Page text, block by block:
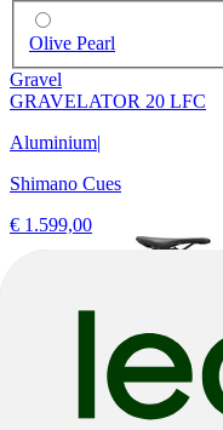
Olive Pearl
Gravel
GRAVELATOR 20 LFC
Aluminium|
Shimano Cues
€ 1.599,00